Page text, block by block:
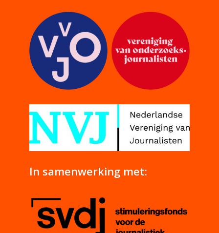
In samenwerking met: